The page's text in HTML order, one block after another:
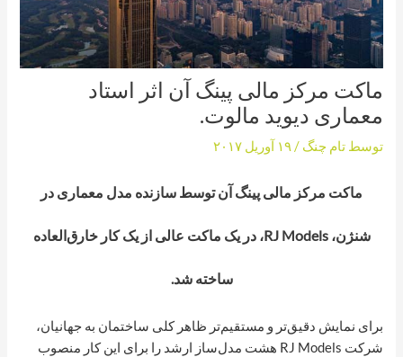
ماکت مرکز مالی پینگ آن اثر استاد
معماری دیوید مالوت.
توسطتام چنگ/ ۱۹ آوریل ۲۰۱۷
ماکت مرکز مالی پینگ آن توسط سازنده مدل معماری در
شنژن، RJ Models، در یک ماکت عالی از یک کار خارق‌العاده
ساخته شد.
برای نمایش دقیق‌تر و مستقیم‌تر ظاهر کلی ساختمان به جهانیان،
شرکت RJ Models هشت مدل‌ساز ارشد را برای این کار منصوب